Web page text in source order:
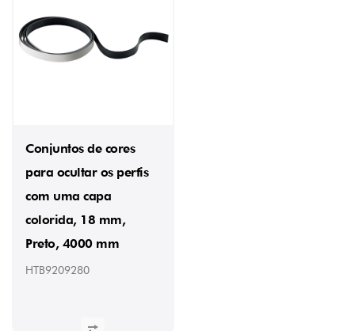
Conjuntos de cores
para ocultar os perfis
com uma capa
colorida, 18 mm,
Preto, 4000 mm
HTB9209280